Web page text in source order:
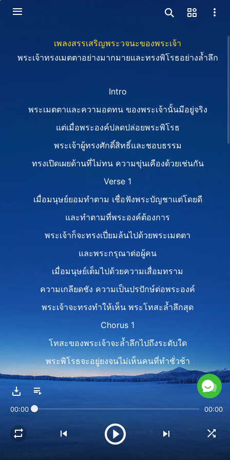
เพลงสรรเสริญพระวจนะของพระเจ้า
พระเจ้าทรงเมตตาอย่างมากมายและทรงพิโรธอย่างล้ำลึก
Intro
พระเมตตาและความอดทน​ ของพระเจ้านั้นมีอยู่จริง
แต่เมื่อพระองค์ปลดปล่อยพระพิโรธ​
พระเจ้าผู้ทรงศักดิ์สิทธิ์และชอบธรรม
ทรงเปิดเผยด้านที่ไม่ทน​ ความขุ่นเคืองด้วยเช่นกัน
Verse 1
เมื่อมนุษย์ยอมทำตาม เชื่อฟังพระบัญชาแต่โดยดี
และทำตามที่พระองค์ต้องการ
พระเจ้าก็จะทรงเปี่ยมล้นไปด้วยพระเมตตา​
และพระกรุณาต่อผู้คน
เมื่อมนุษย์เต็มไปด้วยความเสื่อมทราม
ความเกลียดชัง ความเป็นปรปักษ์ต่อพระองค์
พระเจ้าจะทรงทำให้เห็น​ พระโทสะล้ำลึกสุด
Chorus 1
โทสะของพระเจ้าจะล้ำลึกไปถึงระดับใด
พระพิโรธจะอยู่ยงจนไม่เห็นคน​ที่ทำชั่วช้า
ที่ต่อต้านแม้สักคน
จนถึงวันหนึ่ง​ ที่ทรงไม่เห็นสิ่งเหล่านั้นอีกต่อไป
Verse 2
00:00 00:00